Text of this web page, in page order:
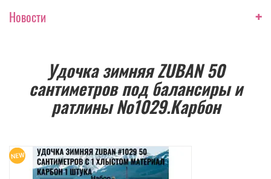
Новости +
Удочка зимняя ZUBAN 50
сантиметров под балансиры и
ратлины №1029.Карбон